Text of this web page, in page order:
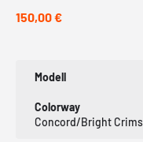
150,00 €
Modell
Colorway
Concord/Bright